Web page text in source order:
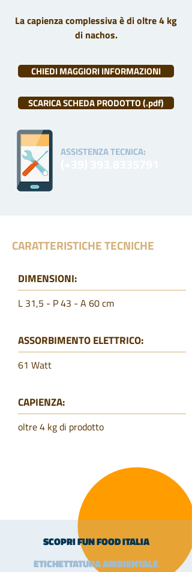
La capienza complessiva è di oltre 4 kg
di nachos.
CHIEDI MAGGIORI INFORMAZIONI
SCARICA SCHEDA PRODOTTO (.pdf)
ASSISTENZA TECNICA:
CARATTERISTICHE TECNICHE
DIMENSIONI:
L 31,5 - P 43 - A 60 cm
ASSORBIMENTO ELETTRICO:
61 Watt
CAPIENZA:
oltre 4 kg di prodotto
SCOPRI FUN FOOD ITALIA
ETICHETTATURA AMBIENTALE